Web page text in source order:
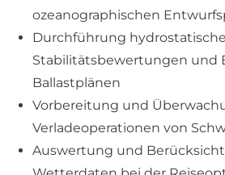
ozeanographischen
Durchführung
Stabilitätsbewertungen und
Ballastplänen
Vorbereitung und
Verladeoperationen von
Auswertung und